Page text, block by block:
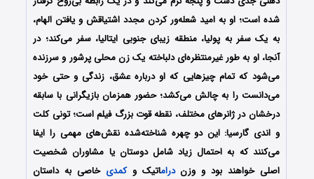
شده است؛ او به امید شعله‌ور کردن مجدد اشتیاقش و یافتن الهام،
به یک سفر به پولیا، منطقه زیبای جنوبی ایتالیا، سفر می‌کند؛ در
آنجا، او به طور غیرمنتظره‌ای دلباخته یک زن محلی پرشور و سرزنده
می‌شود که تمام چیزهایی که او درباره عشق، زندگی و حتی خود
می‌دانست را به چالش می‌کشد؛ حضور همزمان بازیگرانی با سابقه
درخشان در ژانرهای مختلف، نقطه قوت بزرگ فیلم است؛ تونی کلت
و اندی گارسیا: این دو چهره شناخته‌شده نقش‌های مهمی را ایفا
می‌کنند که به احتمال زیاد شامل دوستان یا مشاوران شخصیت
اصلی خواهند بود و وزندراماتیک وکمدی خاصی به داستان